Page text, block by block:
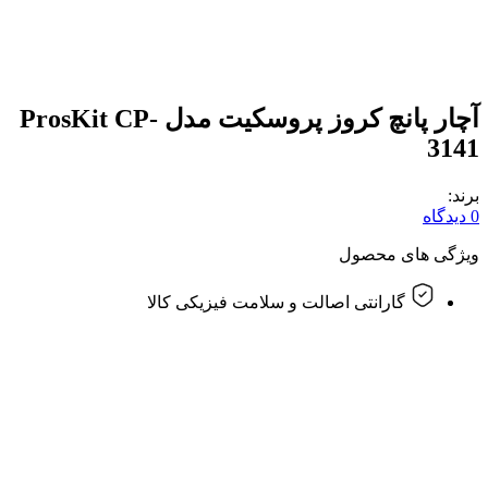
آچار پانچ کروز پروسکیت مدل ProsKit CP-
3141
برند:
0 دیدگاه
ویژگی های محصول
گارانتی اصالت و سلامت فیزیکی کالا